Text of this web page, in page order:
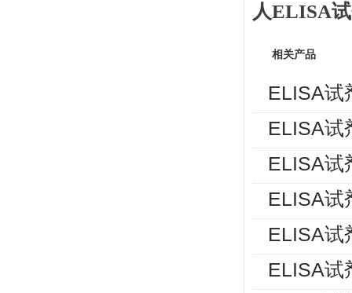
人ELISA
相关产品
ELISA试
ELISA试
ELISA试
ELISA试
ELISA试
ELISA试